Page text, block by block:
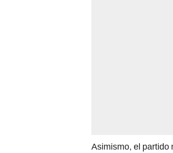
reformas al sistema